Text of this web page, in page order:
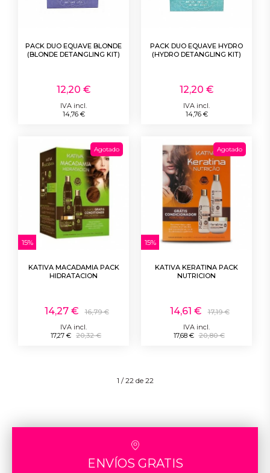
PACK DUO EQUAVE BLONDE
(BLONDE DETANGLING KIT)
12,20 €
IVA incl.
14,76 €
PACK DUO EQUAVE HYDRO
(HYDRO DETANGLING KIT)
12,20 €
IVA incl.
14,76 €
15%
KATIVA MACADAMIA PACK
HIDRATACION
14,27 €
16,79 €
IVA incl.
17,27 € 20,32 €
Agotado
15%
KATIVA KERATINA PACK
NUTRICION
14,61 €
17,19 €
IVA incl.
17,68 € 20,80 €
Agotado
1 / 22 de 22
ENVÍOS GRATIS